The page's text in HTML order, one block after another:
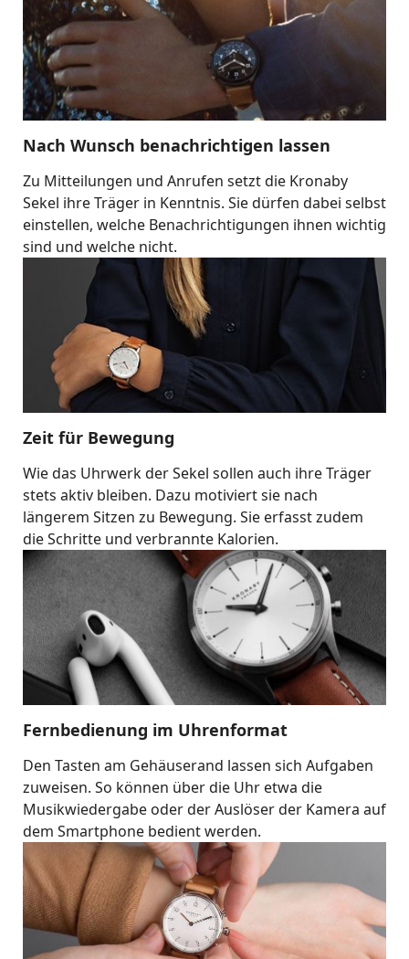
Nach Wunsch benachrichtigen lassen
Zu Mitteilungen und Anrufen setzt die Kronaby
Sekel ihre Träger in Kenntnis. Sie dürfen dabei selbst
einstellen, welche Benachrichtigungen ihnen wichtig
sind und welche nicht.
Zeit für Bewegung
Wie das Uhrwerk der Sekel sollen auch ihre Träger
stets aktiv bleiben. Dazu motiviert sie nach
längerem Sitzen zu Bewegung. Sie erfasst zudem
die Schritte und verbrannte Kalorien.
Fernbedienung im Uhrenformat
Den Tasten am Gehäuserand lassen sich Aufgaben
zuweisen. So können über die Uhr etwa die
Musikwiedergabe oder der Auslöser der Kamera auf
dem Smartphone bedient werden.